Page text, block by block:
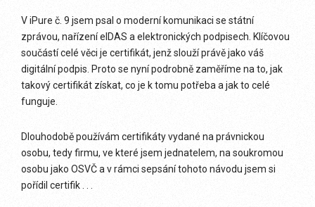
V iPure č. 9 jsem psal o moderní komunikaci se státní
zprávou, nařízení eIDAS a elektronických podpisech. Klíčovou
součástí celé věci je certifikát, jenž slouží právě jako váš
digitální podpis. Proto se nyní podrobně zaměříme na to, jak
takový certifikát získat, co je k tomu potřeba a jak to celé
funguje.
Dlouhodobě používám certifikáty vydané na právnickou
osobu, tedy firmu, ve které jsem jednatelem, na soukromou
osobu jako OSVČ a v rámci sepsání tohoto návodu jsem si
pořídil certifik . . .